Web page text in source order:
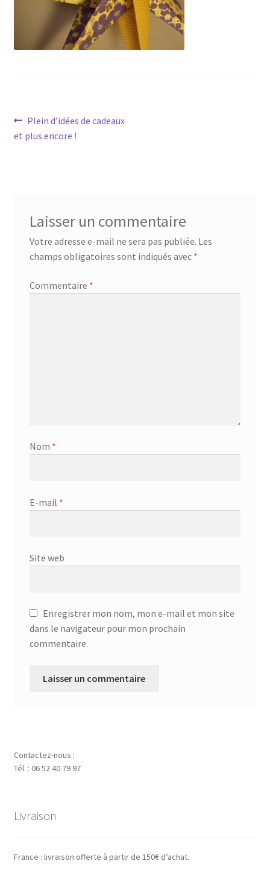
Navigation
de
Article
précédent :
Plein d’idées de cadeaux
et plus encore !
Laisser un commentaire
Votre adresse e-mail ne sera pas publiée. Les
champs obligatoires sont indiqués avec *
Commentaire *
Nom *
E-mail *
Site web
Enregistrer mon nom, mon e-mail et mon site
dans le navigateur pour mon prochain
commentaire.
Contactez-nous :
Tél. : 06 52 40 79 97
Livraison
France : livraison offerte à partir de 150€ d’achat.